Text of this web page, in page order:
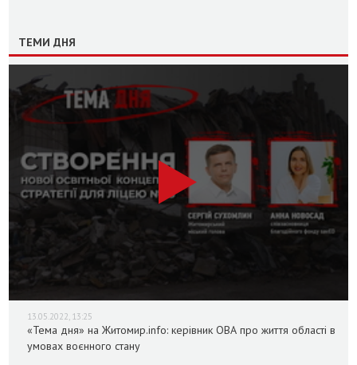
ТЕМИ ДНЯ
13.05.2022, 13:25
«Тема дня» на Житомир.info: керівник ОВА про життя області в
умовах воєнного стану